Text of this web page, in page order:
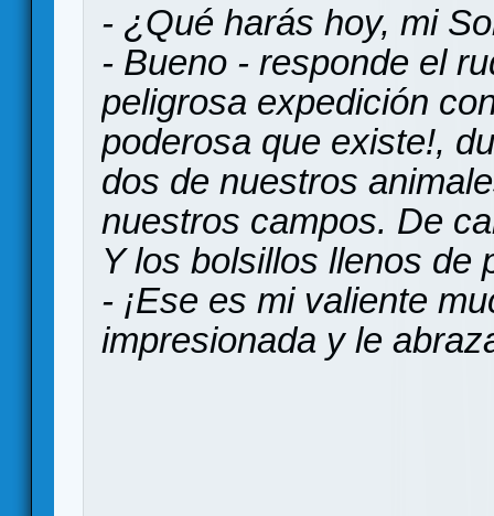
- ¿Qué harás hoy, mi
- Bueno - responde el
peligrosa expedición
poderosa que existe!,
dos de nuestros
nuestros campos. De
Y los bolsillos llenos de
- ¡Ese es mi valiente
impresionada y le